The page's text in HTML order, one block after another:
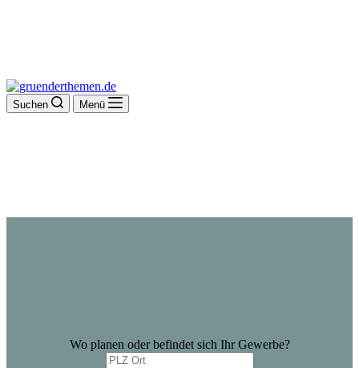
Suchen Menü
Wo planen oder befindet sich Ihr Gewerbe?